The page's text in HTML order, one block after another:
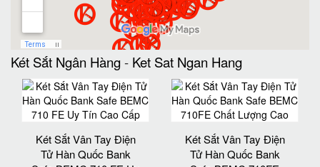
Két Sắt Ngân Hàng- Ket Sat Ngan Hang
Két Sắt Vân Tay Điện
Tử Hàn Quốc Bank
Két Sắt Vân Tay Điện
Tử Hàn Quốc Bank